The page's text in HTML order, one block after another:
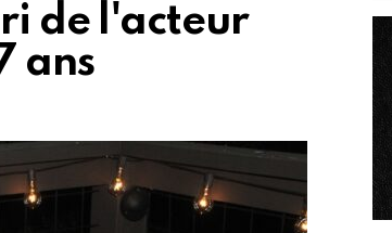
de l'acteur
ans